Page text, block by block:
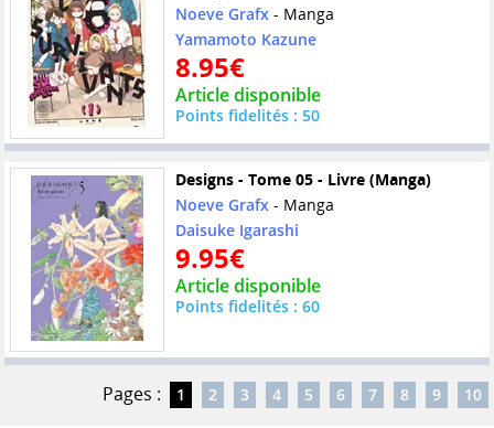
Noeve Grafx- Manga
Yamamoto Kazune
8.95€
Article disponible
Points fidelités : 50
Designs - Tome 05 - Livre (Manga)
Noeve Grafx- Manga
Daisuke Igarashi
9.95€
Article disponible
Points fidelités : 60
Pages : 1 2 3 4 5 6 7 8 9 10